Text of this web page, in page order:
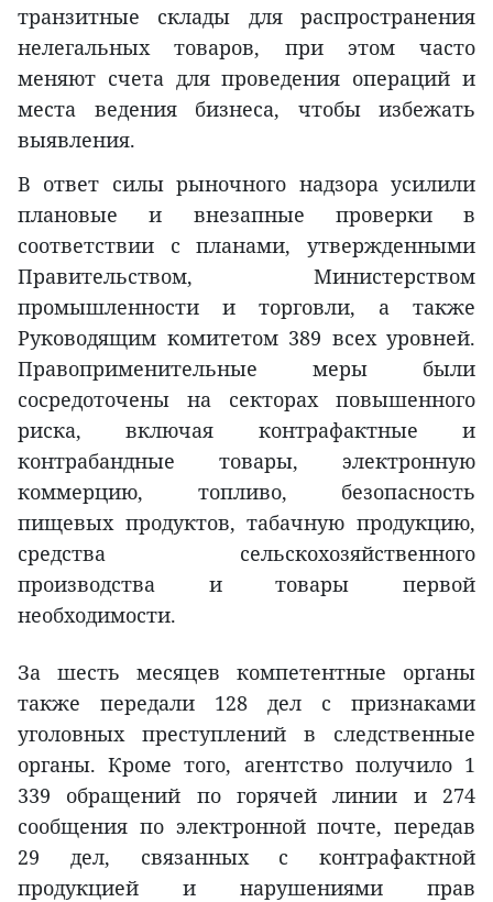
транзитные склады для распространения
нелегальных товаров, при этом часто
меняют счета для проведения операций и
места ведения бизнеса, чтобы избежать
выявления.
В ответ силы рыночного надзора усилили
плановые и внезапные проверки в
соответствии с планами, утвержденными
Правительством, Министерством
промышленности и торговли, а также
Руководящим комитетом 389 всех уровней.
Правоприменительные меры были
сосредоточены на секторах повышенного
риска, включая контрафактные и
контрабандные товары, электронную
коммерцию, топливо, безопасность
пищевых продуктов, табачную продукцию,
средства сельскохозяйственного
производства и товары первой
необходимости.
За шесть месяцев компетентные органы
также передали 128 дел с признаками
уголовных преступлений в следственные
органы. Кроме того, агентство получило 1
339 обращений по горячей линии и 274
сообщения по электронной почте, передав
29 дел, связанных с контрафактной
продукцией и нарушениями прав